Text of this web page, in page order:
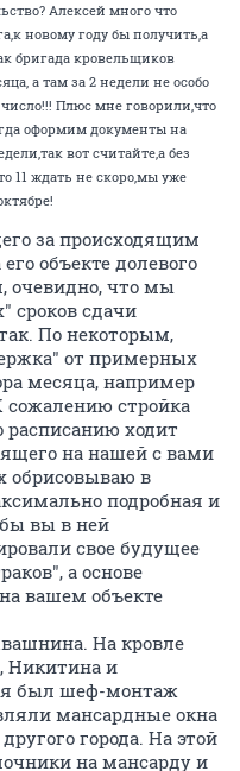
Алексей много что
новому году бы получить,а
бригада кровельщиков
а там за 2 недели не особо
Плюс мне говорили,что
оформим документы на
вот считайте,а без
11 ждать не скоро,мы уже
за происходящим
объекте долевого
очевидно, что мы
сроков сдачи
По некоторым,
от примерных
месяца, например
сожалению стройка
расписанию ходит
на нашей с вами
обрисовываю в
подробная и
вы в ней
свое будущее
а основе
вашем объекте
На кровле
Никитина и
был шеф-монтаж
мансардные окна
города. На этой
на мансарду и